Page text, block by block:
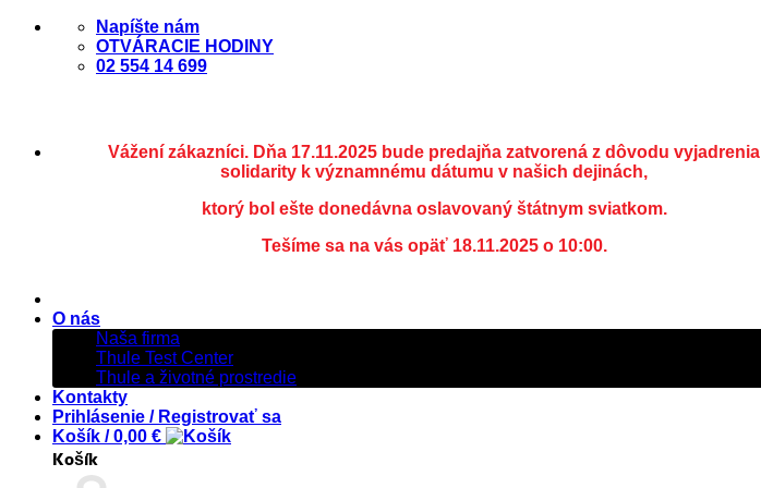
Skip
Napíšte nám
OTVÁRACIE HODINY
02 554 14 699
Vážení zákazníci. Dňa 17.11.2025 bude predajňa zatvorená z dôvodu vyjadrenia
solidarity k významnému dátumu v našich dejinách,
ktorý bol ešte donedávna oslavovaný štátnym sviatkom.
Tešíme sa na vás opäť 18.11.2025 o 10:00.
O nás
Naša firma
Thule Test Center
Thule a životné prostredie
Kontakty
Prihlásenie / Registrovať sa
Košík /0,00 €
Košík